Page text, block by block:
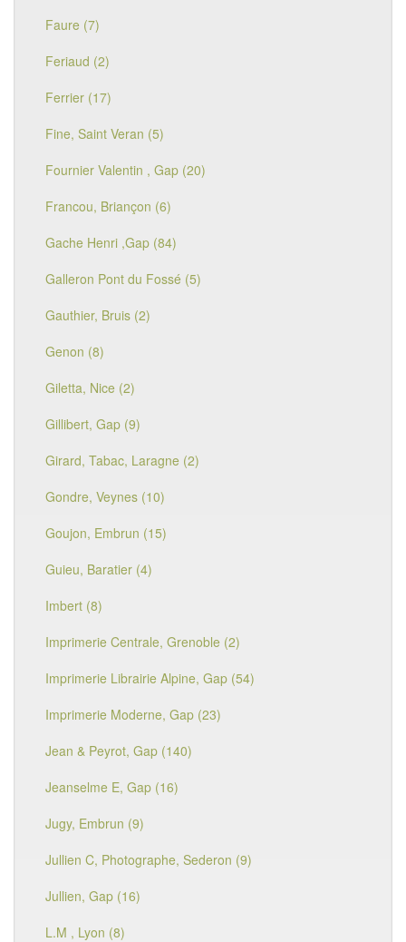
Faure (7)
Feriaud (2)
Ferrier (17)
Fine, Saint Veran (5)
Fournier Valentin , Gap (20)
Francou, Briançon (6)
Gache Henri ,Gap (84)
Galleron Pont du Fossé (5)
Gauthier, Bruis (2)
Genon (8)
Giletta, Nice (2)
Gillibert, Gap (9)
Girard, Tabac, Laragne (2)
Gondre, Veynes (10)
Goujon, Embrun (15)
Guieu, Baratier (4)
Imbert (8)
Imprimerie Centrale, Grenoble (2)
Imprimerie Librairie Alpine, Gap (54)
Imprimerie Moderne, Gap (23)
Jean & Peyrot, Gap (140)
Jeanselme E, Gap (16)
Jugy, Embrun (9)
Jullien C, Photographe, Sederon (9)
Jullien, Gap (16)
L.M , Lyon (8)